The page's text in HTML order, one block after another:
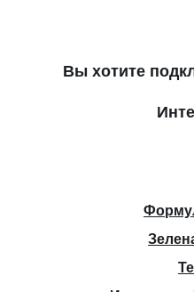
Вы хотите